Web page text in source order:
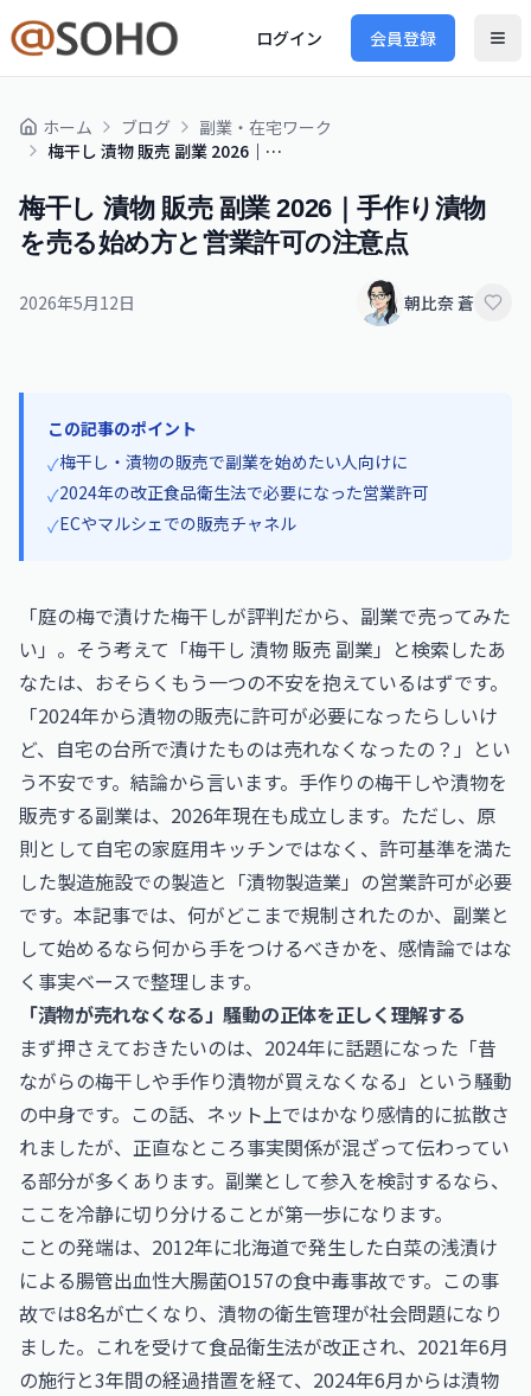
ログイン 会員登録
ホーム ブログ
副業・在宅ワーク
梅干し 漬物 販売 副業 2026｜手作り漬物を売る始め方と営業許可の注意点
梅干し 漬物 販売 副業 2026｜手作り漬物
を売る始め方と営業許可の注意点
2026年5月12日 朝比奈 蒼
この記事のポイント
✓梅干し・漬物の販売で副業を始めたい人向けに
✓2024年の改正食品衛生法で必要になった営業許可
✓ECやマルシェでの販売チャネル
「庭の梅で漬けた梅干しが評判だから、副業で売ってみた
い」。そう考えて「梅干し 漬物 販売 副業」と検索したあ
なたは、おそらくもう一つの不安を抱えているはずです。
「2024年から漬物の販売に許可が必要になったらしいけ
ど、自宅の台所で漬けたものは売れなくなったの？」とい
う不安です。結論から言います。手作りの梅干しや漬物を
販売する副業は、2026年現在も成立します。ただし、原
則として自宅の家庭用キッチンではなく、許可基準を満た
した製造施設での製造と「漬物製造業」の営業許可が必要
です。本記事では、何がどこまで規制されたのか、副業と
して始めるなら何から手をつけるべきかを、感情論ではな
く事実ベースで整理します。
「漬物が売れなくなる」騒動の正体を正しく理解する
まず押さえておきたいのは、2024年に話題になった「昔
ながらの梅干しや手作り漬物が買えなくなる」という騒動
の中身です。この話、ネット上ではかなり感情的に拡散さ
れましたが、正直なところ事実関係が混ざって伝わってい
る部分が多くあります。副業として参入を検討するなら、
ここを冷静に切り分けることが第一歩になります。
ことの発端は、2012年に北海道で発生した白菜の浅漬け
による腸管出血性大腸菌O157の食中毒事故です。この事
故では8名が亡くなり、漬物の衛生管理が社会問題になり
ました。これを受けて食品衛生法が改正され、2021年6月
の施行と3年間の経過措置を経て、2024年6月からは漬物